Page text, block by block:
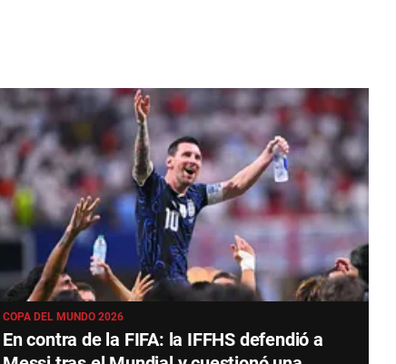
COPA DEL MUNDO 2026
En contra de la FIFA: la IFFHS defendió a